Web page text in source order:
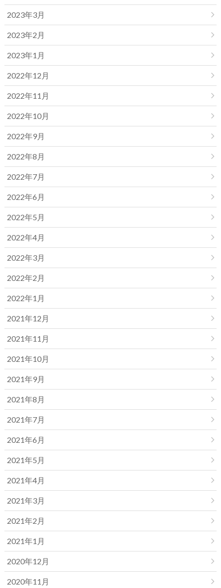
2023年3月
2023年2月
2023年1月
2022年12月
2022年11月
2022年10月
2022年9月
2022年8月
2022年7月
2022年6月
2022年5月
2022年4月
2022年3月
2022年2月
2022年1月
2021年12月
2021年11月
2021年10月
2021年9月
2021年8月
2021年7月
2021年6月
2021年5月
2021年4月
2021年3月
2021年2月
2021年1月
2020年12月
2020年11月